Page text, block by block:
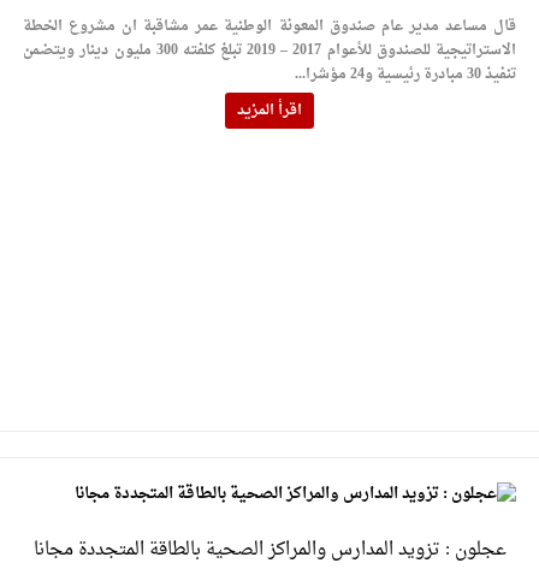
قال مساعد مدير عام صندوق المعونة الوطنية عمر مشاقبة ان مشروع الخطة
الاستراتيجية للصندوق للأعوام 2017 – 2019 تبلغ كلفته 300 مليون دينار ويتضمن
تنفيذ 30 مبادرة رئيسية و24 مؤشرا...
اقرأ المزيد
عجلون : تزويد المدارس والمراكز الصحية بالطاقة المتجددة مجانا